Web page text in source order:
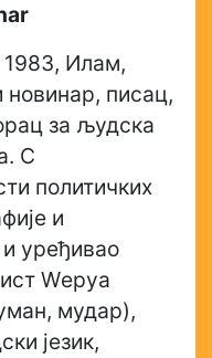
1983, Илам,
писац,
за људска
С
политичких
и
и уређивао
Wерyа
мудар),
језик,